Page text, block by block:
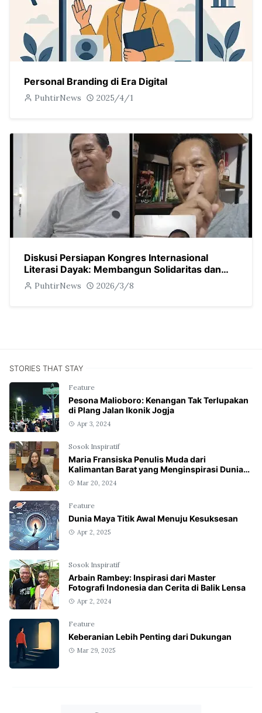
Personal Branding di Era Digital
PuhtirNews 2025/4/1
Diskusi Persiapan Kongres Internasional
Literasi Dayak: Membangun Solidaritas dan
Kebangkitan Peradaban
PuhtirNews 2026/3/8
STORIES THAT STAY
Feature
Pesona Malioboro: Kenangan Tak Terlupakan
di Plang Jalan Ikonik Jogja
Apr 3, 2024
Sosok Inspiratif
Maria Fransiska Penulis Muda dari
Kalimantan Barat yang Menginspirasi Dunia
Tulis Menulis
Mar 20, 2024
Feature
Dunia Maya Titik Awal Menuju Kesuksesan
Apr 2, 2025
Sosok Inspiratif
Arbain Rambey: Inspirasi dari Master
Fotografi Indonesia dan Cerita di Balik Lensa
Apr 2, 2024
Feature
Keberanian Lebih Penting dari Dukungan
Mar 29, 2025